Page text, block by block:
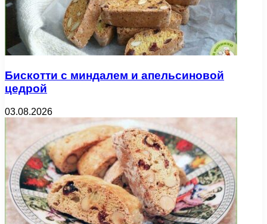
Бискотти с миндалем и апельсиновой
цедрой
03.08.2026